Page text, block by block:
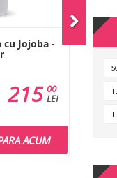
Jojoba -
00
LEI
215
ACUM